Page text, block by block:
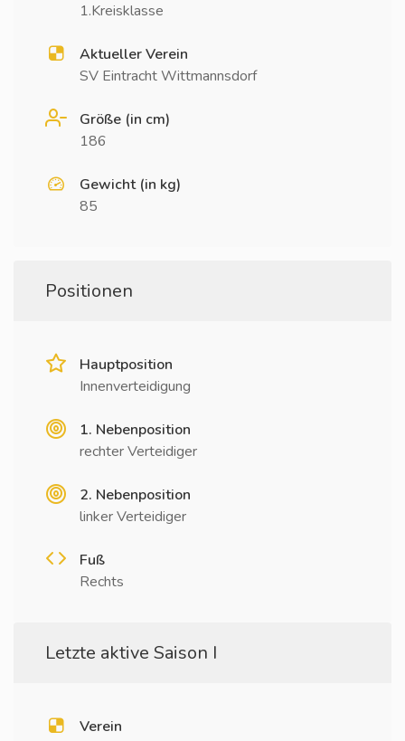
1.Kreisklasse
Aktueller Verein
SV Eintracht Wittmannsdorf
Größe (in cm)
186
Gewicht (in kg)
85
Positionen
Hauptposition
Innenverteidigung
1. Nebenposition
rechter Verteidiger
2. Nebenposition
linker Verteidiger
Fuß
Rechts
Letzte aktive Saison I
Verein